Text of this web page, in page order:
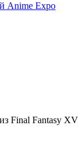
Anime Expo
Final Fantasy XV